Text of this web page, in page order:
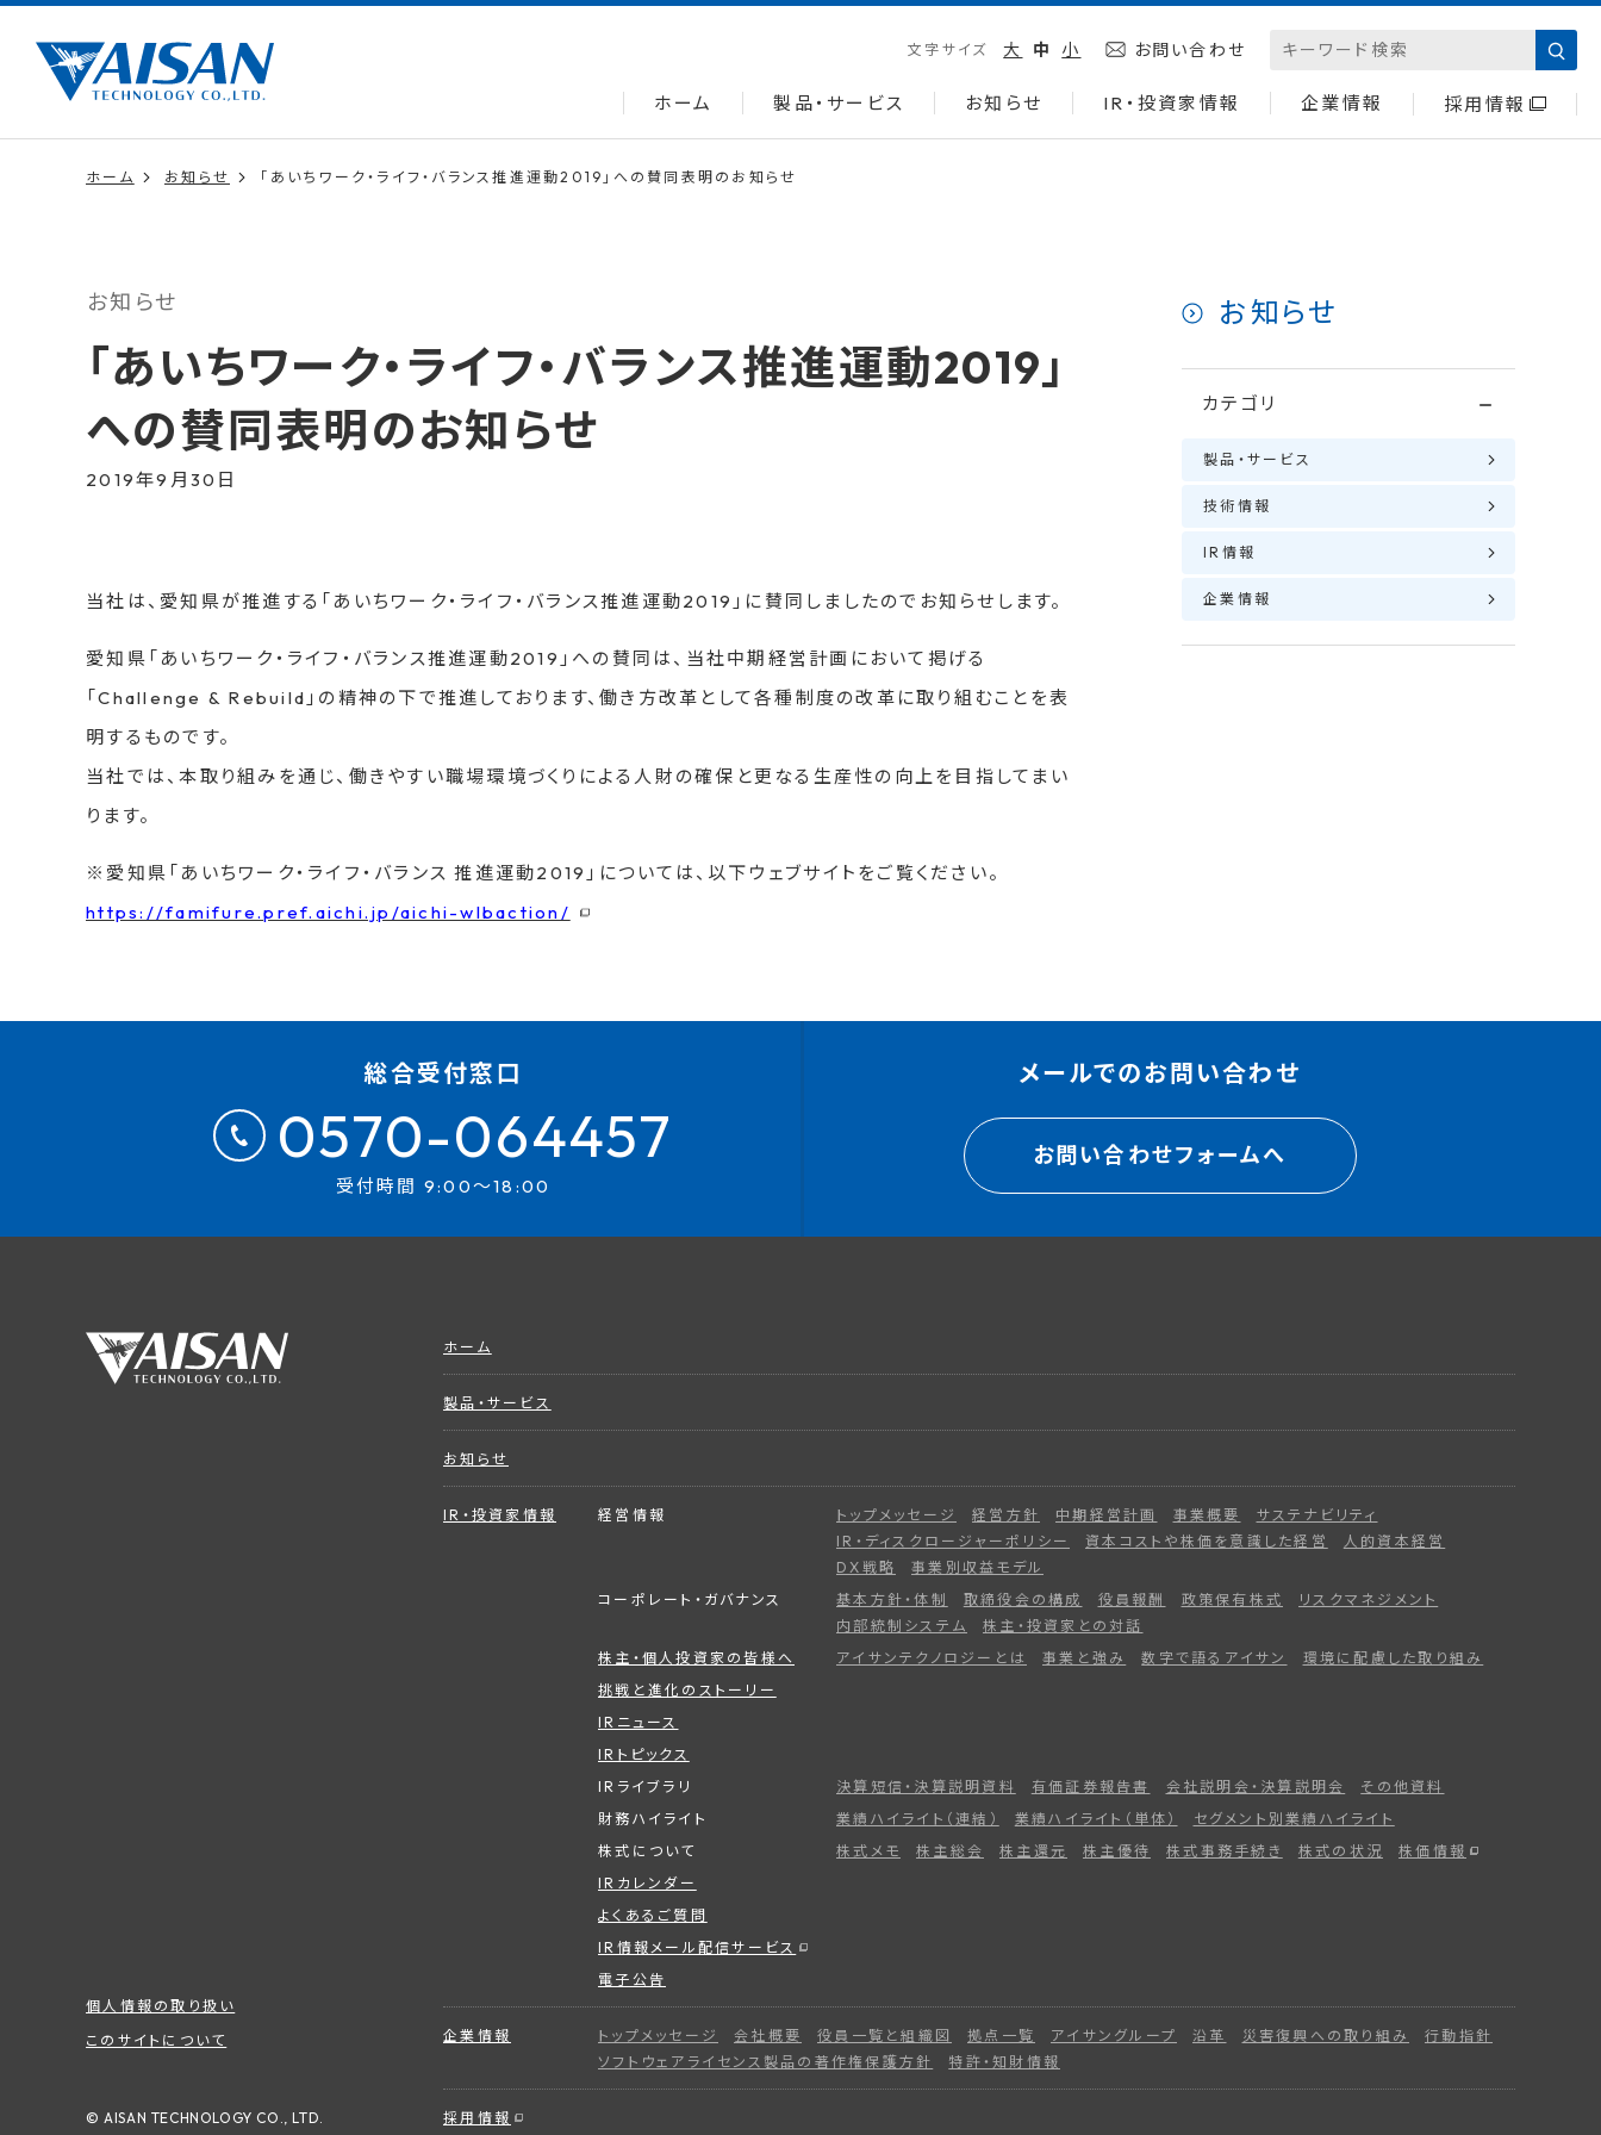
文字サイズ 大 中 小 お問い合わせ
ホーム 製品・サービス お知らせ IR・投資家情報 企業情報 採用情報
ホーム お知らせ 「あいちワーク・ライフ・バランス推進運動2019」への賛同表明のお知らせ
お知らせ
「あいちワーク・ライフ・バランス推進運動2019」
への賛同表明のお知らせ
2019年9月30日
当社は、愛知県が推進する「あいちワーク・ライフ・バランス推進運動2019」に賛同しましたのでお知らせします。
愛知県「あいちワーク・ライフ・バランス推進運動2019」への賛同は、当社中期経営計画において掲げる
「Challenge & Rebuild」の精神の下で推進しております、働き方改革として各種制度の改革に取り組むことを表
明するものです。
当社では、本取り組みを通じ、働きやすい職場環境づくりによる人財の確保と更なる生産性の向上を目指してまい
ります。
※愛知県「あいちワーク・ライフ・バランス 推進運動2019」については、以下ウェブサイトをご覧ください。
https://famifure.pref.aichi.jp/aichi-wlbaction/
お知らせ
カテゴリ
製品・サービス
技術情報
IR情報
企業情報
総合受付窓口
0570-064457
受付時間 9:00～18:00
メールでのお問い合わせ
お問い合わせフォームへ
ホーム
製品・サービス
お知らせ
IR・投資家情報 経営情報 トップメッセージ 経営方針 中期経営計画 事業概要
サステナビリティ
IR・ディスクロージャーポリシー
資本コストや株価を意識した経営
人的資本経営
DX戦略
事業別収益モデル
コーポレート・ガバナンス
基本方針・体制 取締役会の構成 役員報酬 政策保有株式
リスクマネジメント
内部統制システム
株主・投資家との対話
株主・個人投資家の皆様へ
アイサンテクノロジーとは 事業と強み 数字で語るアイサン
環境に配慮した取り組み
挑戦と進化のストーリー
IRニュース
IRトピックス
IRライブラリ
決算短信・決算説明資料 有価証券報告書 会社説明会・決算説明会
その他資料
財務ハイライト
業績ハイライト（連結） 業績ハイライト（単体）
セグメント別業績ハイライト
株式について
株式メモ 株主総会 株主還元 株主優待 株式事務手続き 株式の状況
株価情報
IRカレンダー
よくあるご質問
IR情報メール配信サービス
電子公告
企業情報 トップメッセージ 会社概要 役員一覧と組織図 拠点一覧 アイサングループ 沿革 災害復興への取り組み
行動指針
ソフトウェアライセンス製品の著作権保護方針
特許・知財情報
採用情報
個人情報の取り扱い
このサイトについて
© AISAN TECHNOLOGY CO., LTD.